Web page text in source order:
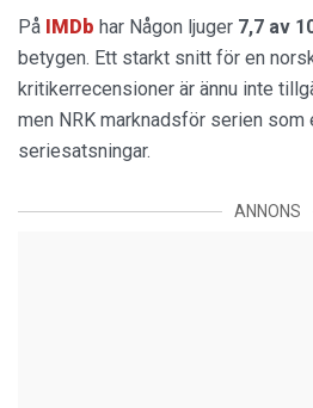
På IMDb har Någon ljuger 7,7 av
betygen. Ett starkt snitt för en
kritikerrecensioner är ännu inte
men NRK marknadsför serien
seriesatsningar.
ANNONS